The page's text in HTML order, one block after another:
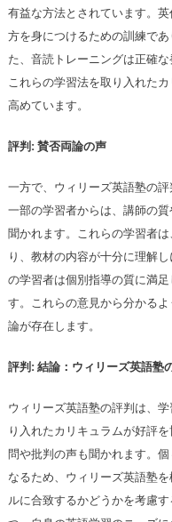
有益な方法とされています。
方を身につけるための訓練で
た、音読トレーニングは正確
これらの学習法を取り入れた
高めています。
評判: 賛否両論の声
一方で、ウィリーズ英語塾の
一部の学習者からは、講師の
聞かれます。これらの学習者
り、教材の内容が十分に理解
の学習者は個別指導の質に満
す。これらの意見から分かる
論が存在します。
評判: 結論：ウィリーズ英語塾
ウィリーズ英語塾の評判は、
り入れたカリキュラムが好評
問や批判の声も聞かれます。
なるため、ウィリーズ英語塾
ルに合致するかどうかを考慮